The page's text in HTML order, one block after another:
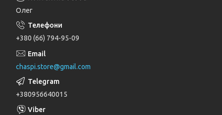
Тримачі, кронштейни та штанги для
душу
Лійки для душу
Душові комплекти
Трапи
Олег
+380 (66) 794-95-09
chaspi.store@gmail.com
+380956640015